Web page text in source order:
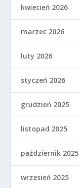
kwiecień 2026
marzec 2026
luty 2026
styczeń 2026
grudzień 2025
listopad 2025
październik 2025
wrzesień 2025